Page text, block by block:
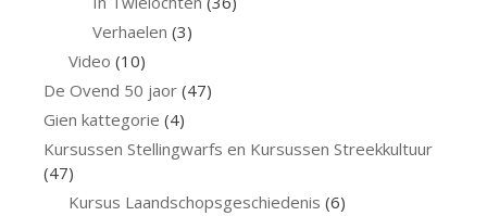
Verhaelen (3)
Video (10)
De Ovend 50 jaor (47)
Gien kattegorie (4)
Kursussen Stellingwarfs en Kursussen Streekkultuur
(47)
Kursus Laandschopsgeschiedenis (6)